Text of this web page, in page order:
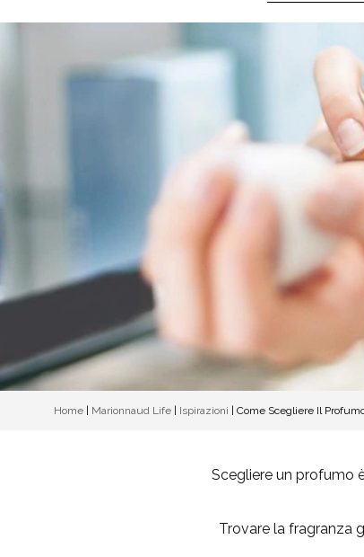
Home Marionnaud Life Ispirazioni Come Scegliere Il
Scegliere un profumo
Trovare lafragranza